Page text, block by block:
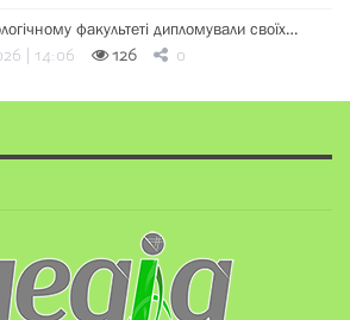
факультеті дипломували своїх…
| 14:06 126 0